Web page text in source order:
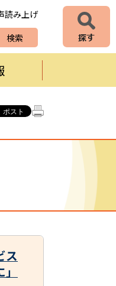
読み上げ
ス